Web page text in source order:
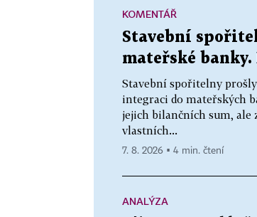
Stavební
mateřské
Stavební spořitelny
integraci do mateřských
jejich bilančních sum, ale
vlastních...
KOMENTÁŘ
7. 8. 2026 ▪ 4 min. čtení
ANALÝZA